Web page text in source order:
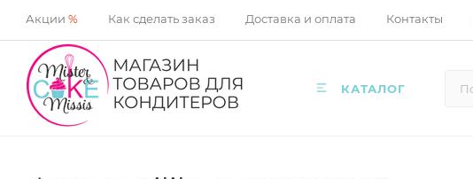
Акции % Как сделать заказ Доставка и оплата Контакты
КАТАЛОГ